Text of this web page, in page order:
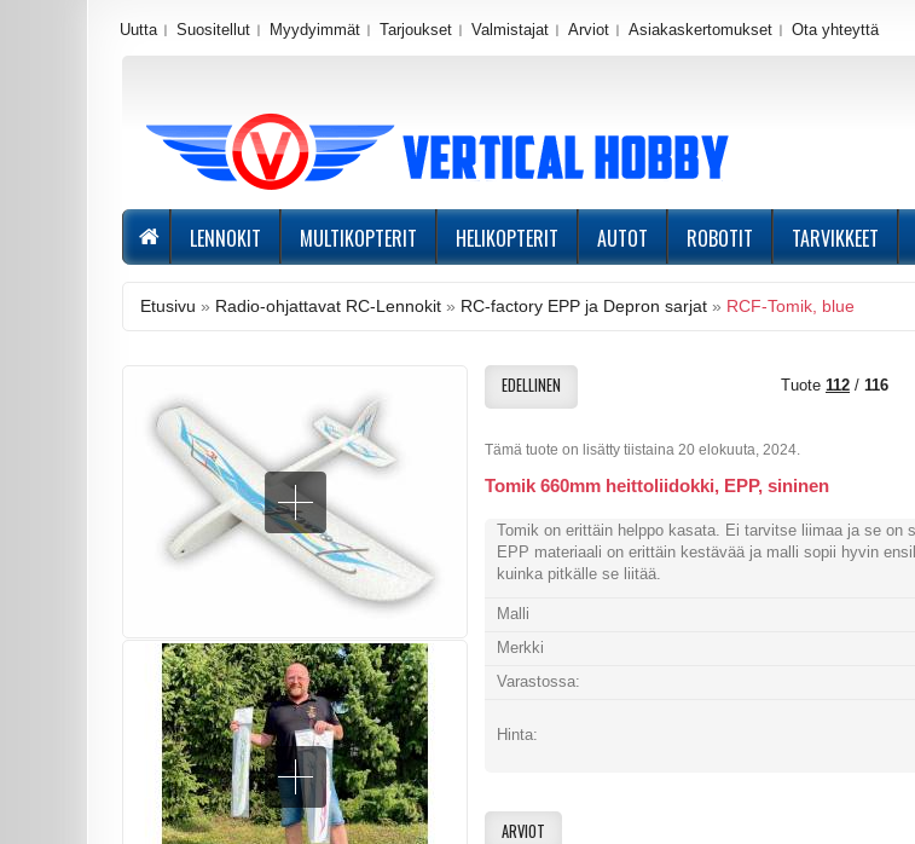
Uutta Suositellut Myydyimmät Tarjoukset Valmistajat Arviot Asiakaskertomukset Ota yhteyttä
LENNOKIT MULTIKOPTERIT HELIKOPTERIT AUTOT ROBOTIT TARVIKKEET
Etusivu » Radio-ohjattavat RC-Lennokit » RC-factory EPP ja Depron sarjat » RCF-Tomik, blue
EDELLINEN Tuote 112 / 116
Tämä tuote on lisätty tiistaina 20 elokuuta, 2024.
Tomik 660mm heittoliidokki, EPP, sininen
Tomik on erittäin helppo kasata. Ei tarvitse liimaa ja se
EPP materiaali on erittäin kestävää ja malli sopii hyvin
kuinka pitkälle se liitää.
Malli
Merkki
Varastossa:
Hinta:
ARVIOT